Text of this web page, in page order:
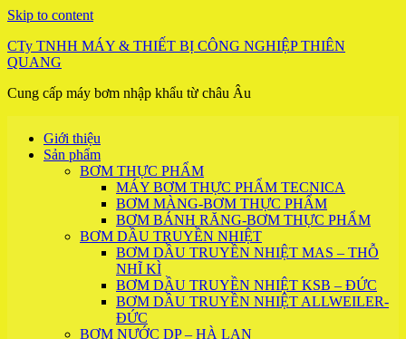
Skip to content
CTy TNHH MÁY & THIẾT BỊ CÔNG NGHIỆP THIÊN
QUANG
Cung cấp máy bơm nhập khẩu từ châu Âu
Giới thiệu
Sản phẩm
BƠM THỰC PHẨM
MÁY BƠM THỰC PHẨM TECNICA
BƠM MÀNG-BƠM THỰC PHẨM
BƠM BÁNH RĂNG-BƠM THỰC PHẨM
BƠM DẦU TRUYỀN NHIỆT
BƠM DẦU TRUYỀN NHIỆT MAS – THỖ
NHĨ KÌ
BƠM DẦU TRUYỀN NHIỆT KSB – ĐỨC
BƠM DẦU TRUYỀN NHIỆT ALLWEILER-
ĐỨC
BƠM NƯỚC DP – HÀ LAN